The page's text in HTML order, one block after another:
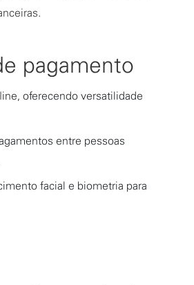
pagamento
oferecendo versatilidade
entre pessoas
facial e biometria para